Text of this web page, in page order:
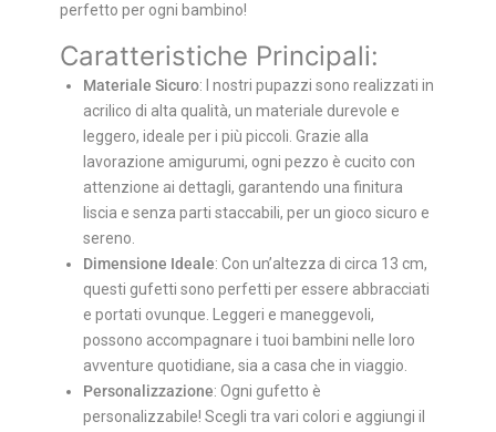
perfetto per ogni bambino!
Caratteristiche Principali:
Materiale Sicuro: I nostri pupazzi sono realizzati in
acrilico di alta qualità, un materiale durevole e
leggero, ideale per i più piccoli. Grazie alla
lavorazione amigurumi, ogni pezzo è cucito con
attenzione ai dettagli, garantendo una finitura
liscia e senza parti staccabili, per un gioco sicuro e
sereno.
Dimensione Ideale: Con un’altezza di circa 13 cm,
questi gufetti sono perfetti per essere abbracciati
e portati ovunque. Leggeri e maneggevoli,
possono accompagnare i tuoi bambini nelle loro
avventure quotidiane, sia a casa che in viaggio.
Personalizzazione: Ogni gufetto è
personalizzabile! Scegli tra vari colori e aggiungi il